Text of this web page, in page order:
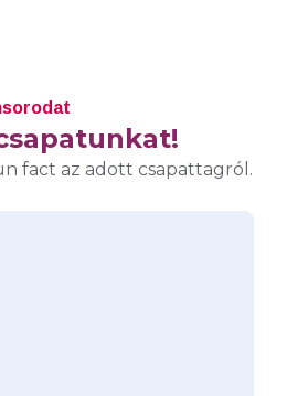
fact az adott csapattagról.